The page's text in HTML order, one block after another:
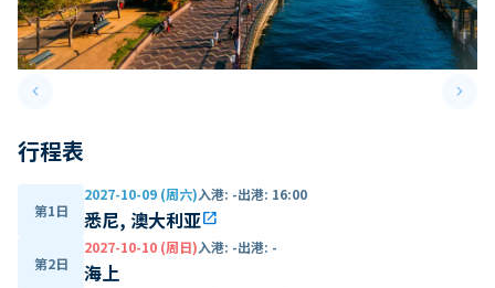
keyboard_arrow_leftPrevious slide keyboard_arrow_right
行程表
第1日
2027-10-09 (周六)入港: -出港: 16:00
悉尼, 澳大利亚open_in_new
第2日
2027-10-10 (周日)入港: -出港: -
海上